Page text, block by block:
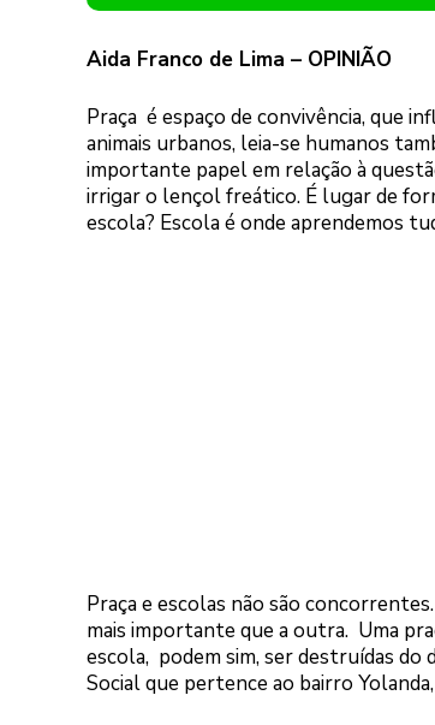
Aida Franco de Lima – OPINIÃO
Praça é espaço de convivência, que
animais urbanos, leia-se humanos
importante papel em relação à
irrigar o lençol freático. É lugar de
escola? Escola é onde aprendemos
Praça e escolas não são
mais importante que a outra. Uma
escola, podem sim, ser destruídas do
Social que pertence ao bairro